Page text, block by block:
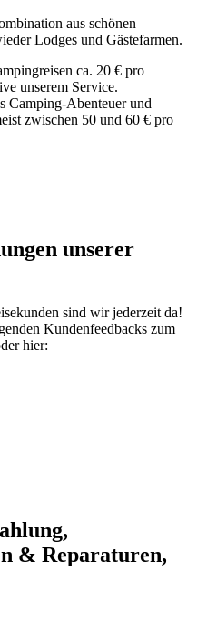
aus schönen
Lodges und Gästefarmen.
ca. 20 € pro
unserem Service.
Camping-Abenteuer und
zwischen 50 und 60 € pro
unserer
sind wir jederzeit da!
Kundenfeedbacks zum
hier:
& Reparaturen,